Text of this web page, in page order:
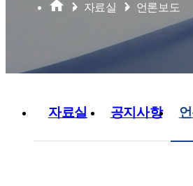
자료실 언론보도
자료실 공지사항